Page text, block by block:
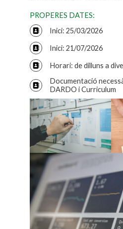
PROPERES DATES:
Inici: 25/03/2026
Inici: 21/07/2026
Horari: de dilluns a
Documentació
DARDO i Curriculum